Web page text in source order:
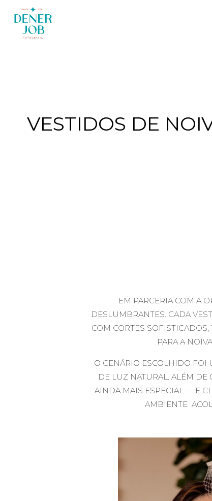
VESTIDOS DE
EM PARCERIA COM A
DESLUMBRANTES. CADA
COM CORTES
PARA A
O CENÁRIO ESCOLHIDO FOI
DE LUZ NATURAL. ALÉM DE
AINDA MAIS ESPECIAL — E
AMBIENTE